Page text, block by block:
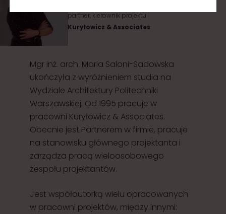
partner, kierownik projektu
Kuryłowicz & Associates
Mgr inż. arch. Maria Saloni-Sadowska
ukończyła z wyróżnieniem studia na
Wydziale Architektury Politechniki
Warszawskiej. Od 1995 pracuje w
pracowni Kuryłowicz & Associates.
Obecnie jest Partnerem w firmie, pracuje
na stanowisku głównego projektanta i
zarządza pracą wieloosobowego
zespołu projektantów.
Jest współautorką wielu opracowanych
w pracowni projektów, między innymi: